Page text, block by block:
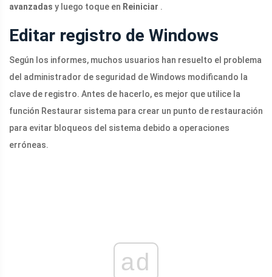
avanzadas y luego toque en Reiniciar .
Editar registro de Windows
Según los informes, muchos usuarios han resuelto el problema
del administrador de seguridad de Windows modificando la
clave de registro. Antes de hacerlo, es mejor que utilice la
función Restaurar sistema para crear un punto de restauración
para evitar bloqueos del sistema debido a operaciones
erróneas.
ad